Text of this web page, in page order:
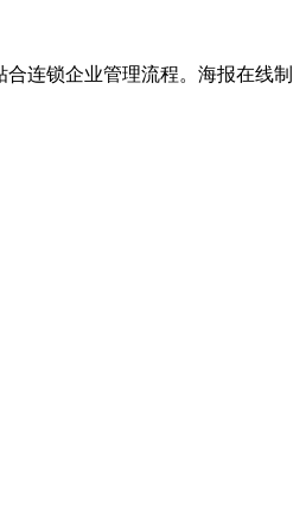
连锁企业管理流程。海报在线制